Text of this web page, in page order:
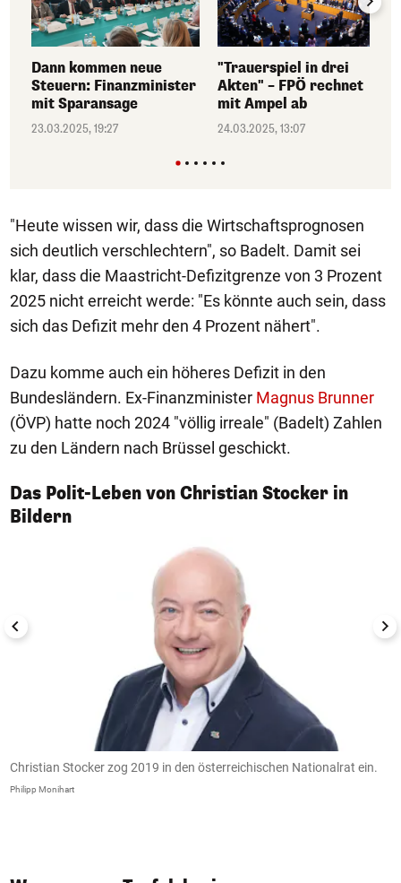
Dann kommen neue
Steuern: Finanzminister
mit Sparansage
23.03.2025, 19:27
"Trauerspiel in drei
Akten" – FPÖ rechnet
mit Ampel ab
24.03.2025, 13:07
"Heute wissen wir, dass die Wirtschaftsprognosen
sich deutlich verschlechtern", so Badelt. Damit sei
klar, dass die Maastricht-Defizitgrenze von 3 Prozent
2025 nicht erreicht werde: "Es könnte auch sein, dass
sich das Defizit mehr den 4 Prozent nähert".
Dazu komme auch ein höheres Defizit in den
Bundesländern. Ex-Finanzminister Magnus Brunner
(ÖVP) hatte noch 2024 "völlig irreale" (Badelt) Zahlen
zu den Ländern nach Brüssel geschickt.
Das Polit-Leben von Christian Stocker in
Bildern
1/8
Christian Stocker zog 2019 in den österreichischen Nationalrat ein.
Philipp Monihart